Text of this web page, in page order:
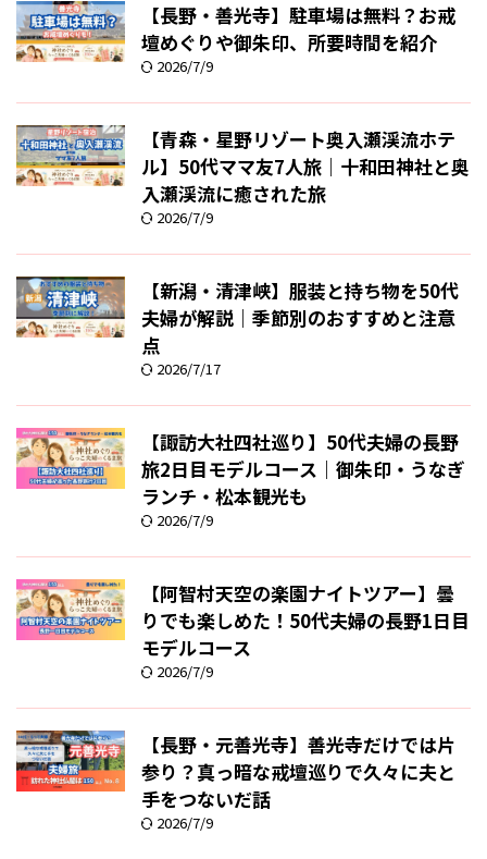
【長野・善光寺】駐車場は無料？お戒
壇めぐりや御朱印、所要時間を紹介
2026/7/9
【青森・星野リゾート奥入瀬渓流ホテ
ル】50代ママ友7人旅｜十和田神社と奥
入瀬渓流に癒された旅
2026/7/9
【新潟・清津峡】服装と持ち物を50代
夫婦が解説｜季節別のおすすめと注意
点
2026/7/17
【諏訪大社四社巡り】50代夫婦の長野
旅2日目モデルコース｜御朱印・うなぎ
ランチ・松本観光も
2026/7/9
【阿智村天空の楽園ナイトツアー】曇
りでも楽しめた！50代夫婦の長野1日目
モデルコース
2026/7/9
【長野・元善光寺】善光寺だけでは片
参り？真っ暗な戒壇巡りで久々に夫と
手をつないだ話
2026/7/9